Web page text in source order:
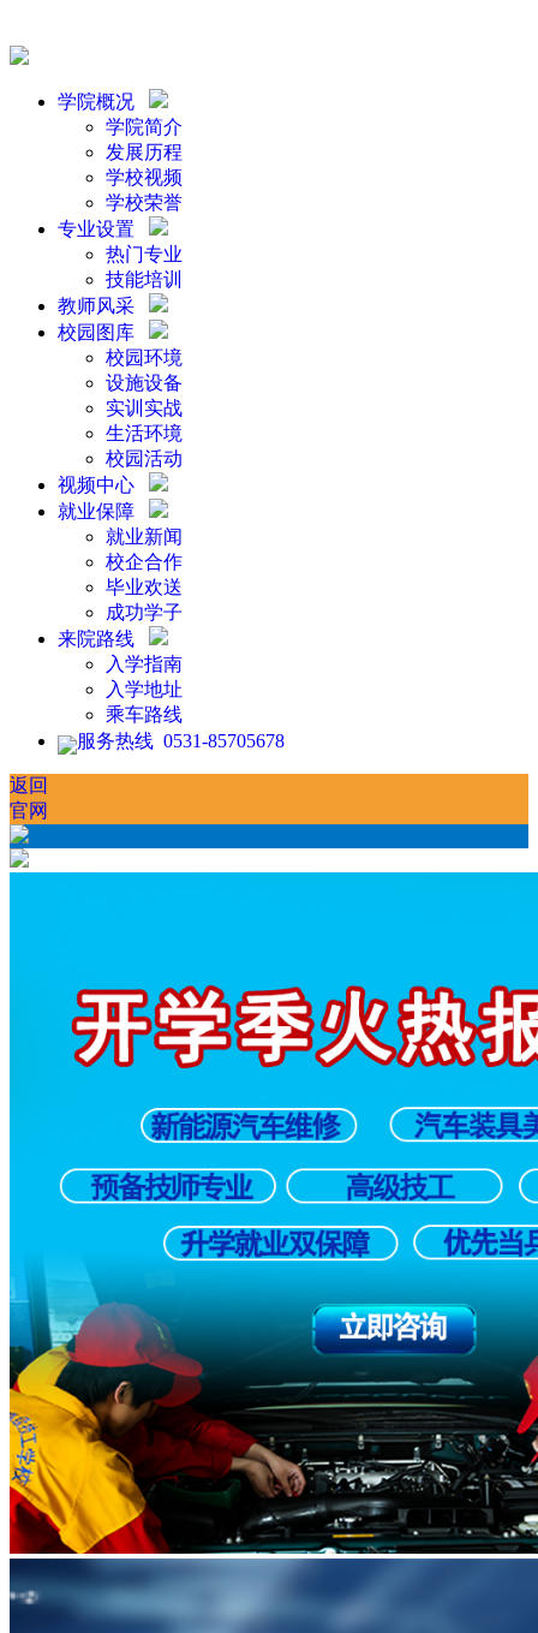
学院概况
学院简介
发展历程
学校视频
学校荣誉
专业设置
热门专业
技能培训
教师风采
校园图库
校园环境
设施设备
实训实战
生活环境
校园活动
视频中心
就业保障
就业新闻
校企合作
毕业欢送
成功学子
来院路线
入学指南
入学地址
乘车路线
服务热线 0531-85705678
返回
官网